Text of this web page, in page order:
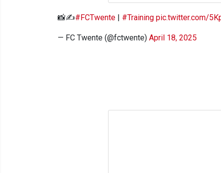
📸✍️#FCTwente | #Training pic.twitter.com/
— FC Twente (@fctwente) April 18, 2025